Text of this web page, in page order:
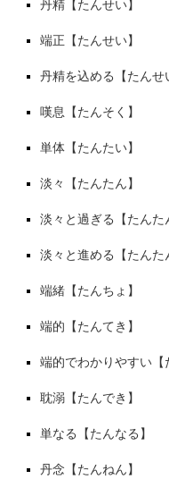
丹精【たんせい】
端正【たんせい】
丹精を込める【たんせ
嘆息【たんそく】
単体【たんたい】
淡々【たんたん】
淡々と過ぎる【たんた
淡々と進める【たんた
端緒【たんちょ】
端的【たんてき】
端的でわかりやすい【
耽溺【たんでき】
単なる【たんなる】
丹念【たんねん】